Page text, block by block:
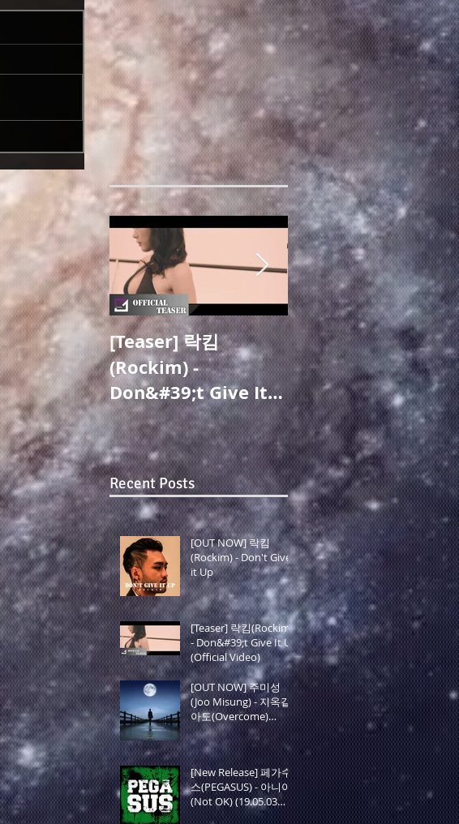
[Teaser] 락킴
(Rockim) -
Don&#39;t Give It
Up (Official Video)
[OUT NOW] 주미성
(Joo Misung) - 지옥
같아도(Overcome)
(19.05.27 Release)
Recent Posts
[OUT NOW] 락킴
(Rockim) - Don't Give
it Up
[Teaser] 락킴(Rockim)
- Don&#39;t Give It Up
(Official Video)
[OUT NOW] 주미성
(Joo Misung) - 지옥같
아도(Overcome)
(19.05.27 Release)
[New Release] 페가수
스(PEGASUS) - 아니야
(Not OK) (19.05.03
Release)